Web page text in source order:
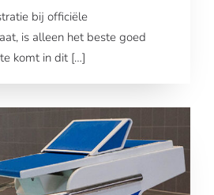
bij officiële
is alleen het beste goed
komt in dit […]